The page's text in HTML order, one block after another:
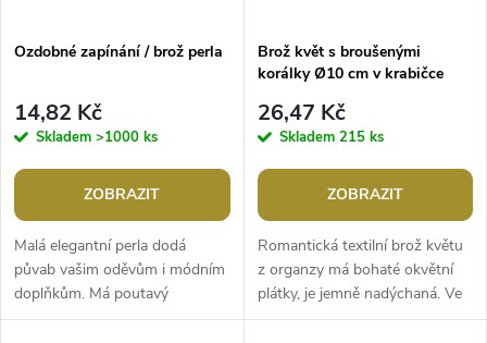
Ozdobné zapínání / brož perla
14,82 Kč
Skladem >1000 ks
ZOBRAZIT
Malá elegantní perla dodá
půvab vašim oděvům i módním
doplňkům. Má poutavý
perleťový lesk. Hodí se jako
Brož květ s broušenými
korálky Ø10 cm v krabičce
26,47 Kč
Skladem 215 ks
ZOBRAZIT
Romantická textilní brož květu
z organzy má bohaté okvětní
plátky, je jemně nadýchaná. Ve
středu je ozdobená broušenými